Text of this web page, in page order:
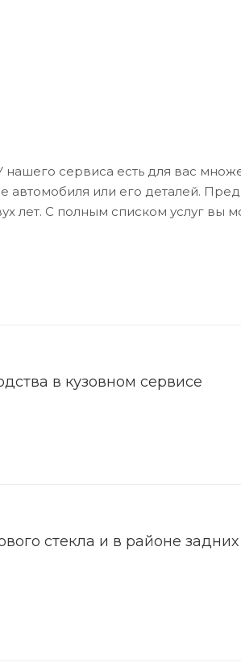
сервиса есть для вас
автомобиля или его деталей.
лет. С полным списком услуг вы
в кузовном сервисе
стекла и в районе задних